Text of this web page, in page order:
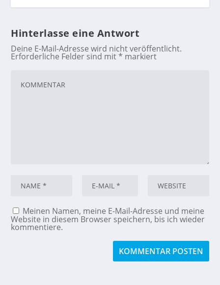
Hinterlasse eine Antwort
Deine E-Mail-Adresse wird nicht veröffentlicht.
Erforderliche Felder sind mit* markiert
Meinen Namen, meine E-Mail-Adresse und meine
Website in diesem Browser speichern, bis ich wieder
kommentiere.